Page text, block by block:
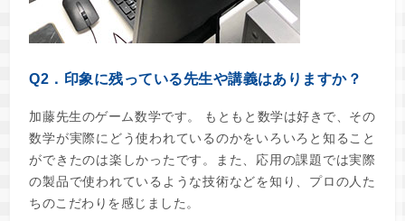
Q2．印象に残っている先生や講義はありますか？
加藤先生のゲーム数学です。
もともと数学は好きで、その
数学が実際に どう使われているのかをいろいろと知ること
ができたのは楽しかったです。
また、応用の課題では実際
の製品で使われているような技術などを知り、プロの人た
ちのこだわりを感じました。